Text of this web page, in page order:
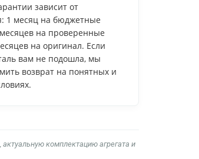
зависит от
1 месяц на бюджетные
на проверенные
на оригинал. Если
вам не подошла, мы
возврат на понятных и
комплектацию агрегата и